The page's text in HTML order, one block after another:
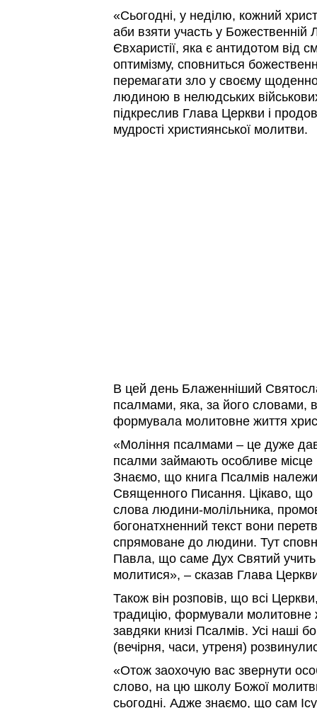
«Сьогодні, у неділю, кожний
аби взяти участь у Божественній
Євхаристії, яка є антидотом від
оптимізму, сповниться
перемагати зло у своєму
людиною в нелюдських
підкреслив Глава Церкви і
мудрості християнської молитви.
В цей день Блаженніший
псалмами, яка, за його словами,
формувала молитовне життя
«Моління псалмами – це дуже
псалми займають особливе місце
Знаємо, що книга Псалмів
Священного Писання. Цікаво,
слова людини-молільника,
богонатхненний текст вони
спрямоване до людини. Тут
Павла, що саме Дух Святий учить
молитися», – сказав Глава
Також він розповів, що всі
традицію, формували молитовне
завдяки книзі Псалмів. Усі наші
(вечірня, часи, утреня)
«Отож заохочую вас звернути
слово, на цю школу Божої
сьогодні. Адже знаємо, що сам